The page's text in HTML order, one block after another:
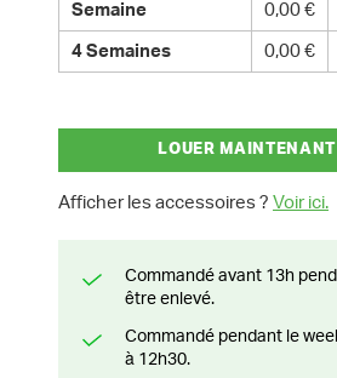
Semaine 0,00 €
4 Semaines 0,00 €
LOUER MAINTENANT
Afficher les accessoires ? Voir ici.
Commandé avant 13h pendant la semaine? Livré le jour suivant ou prêt à
être enlevé.
Commandé pendant le weekend? Livré ou prêt à être enlevé à partir du lundi
à 12h30.